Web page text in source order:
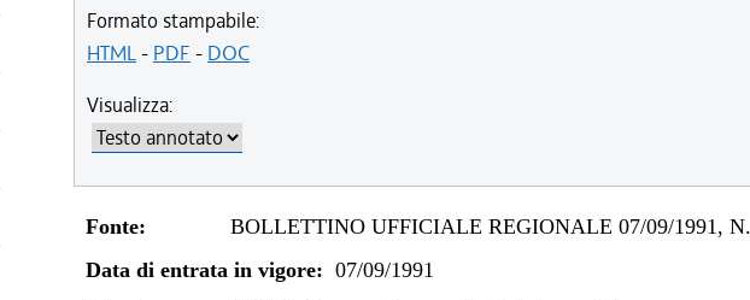
Formato stampabile:
HTML- PDF - DOC
Visualizza:
Fonte:
BOLLETTINO UFFICIALE REGIONALE 07/09/1991,
Data di entrata in vigore: 07/09/1991